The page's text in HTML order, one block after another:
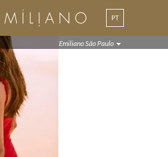
PT
EN
Emiliano São Paulo